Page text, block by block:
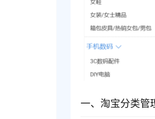
一、淘宝分类管